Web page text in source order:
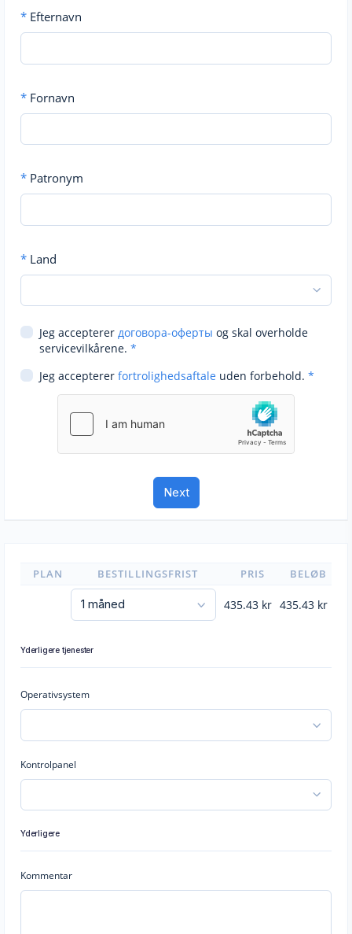
* Efternavn
* Fornavn
* Patronym
* Land
Jeg accepterer договора-оферты og skal overholde
servicevilkårene. *
Jeg accepterer fortrolighedsaftale uden forbehold. *
PLAN BESTILLINGSFRIST PRIS BELØB
435.43 kr 435.43 kr
Yderligere tjenester
Operativsystem
Kontrolpanel
Yderligere
Kommentar